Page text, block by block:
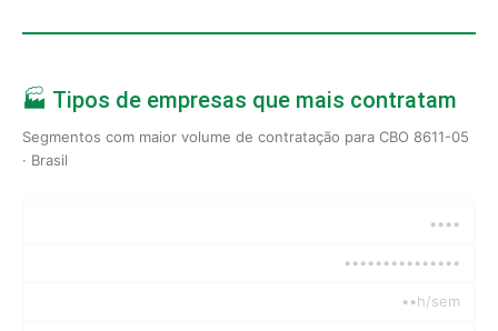
🏭 Tipos de empresas que mais contratam
Segmentos com maior volume de contratação para CBO 8611-05
· Brasil
••••
•••••••••••••••
••h/sem